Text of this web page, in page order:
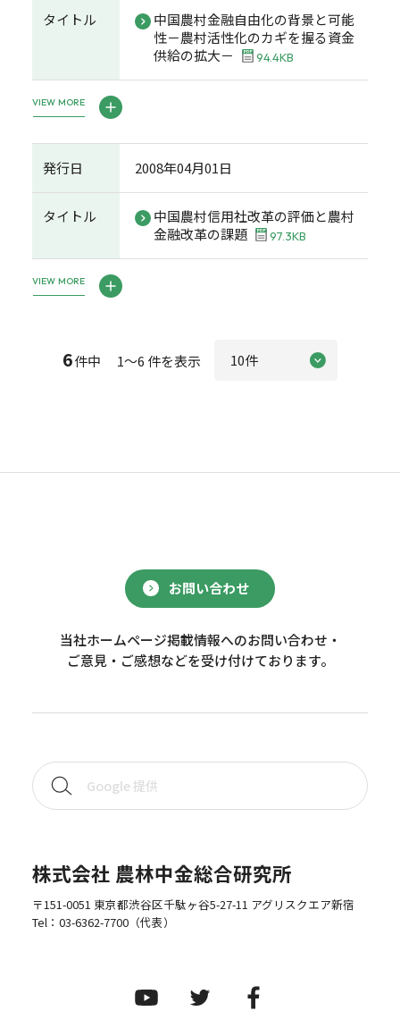
タイトル
中国農村金融自由化の背景と可能
性－農村活性化のカギを握る資金
供給の拡大－
94.4KB
VIEW MORE
発行日 2008年04月01日
タイトル
中国農村信用社改革の評価と農村
金融改革の課題
97.3KB
VIEW MORE
6件中 1～6 件を表示
お問い合わせ
当社ホームページ掲載情報へのお問い合わせ・
ご意見・ご感想などを受け付けております。
株式会社 農林中金総合研究所
〒151-0051 東京都渋谷区千駄ヶ谷5-27-11 アグリスクエア新宿
Tel： 03-6362-7700（代表）